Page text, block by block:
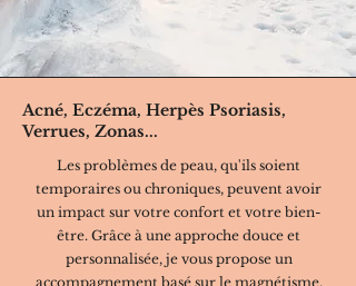
Acné, Eczéma, Herpès Psoriasis,
Verrues, Zonas...
Les problèmes de peau, qu'ils soient
temporaires ou chroniques, peuvent avoir
un impact sur votre confort et votre bien-
être. Grâce à une approche douce et
personnalisée, je vous propose un
accompagnement basé sur le magnétisme,